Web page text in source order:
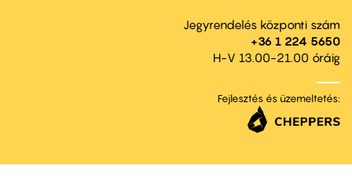
Jegyrendelés központi szám
+36 1 224 5650
H-V 13.00-21.00 óráig
Fejlesztés és üzemeltetés: